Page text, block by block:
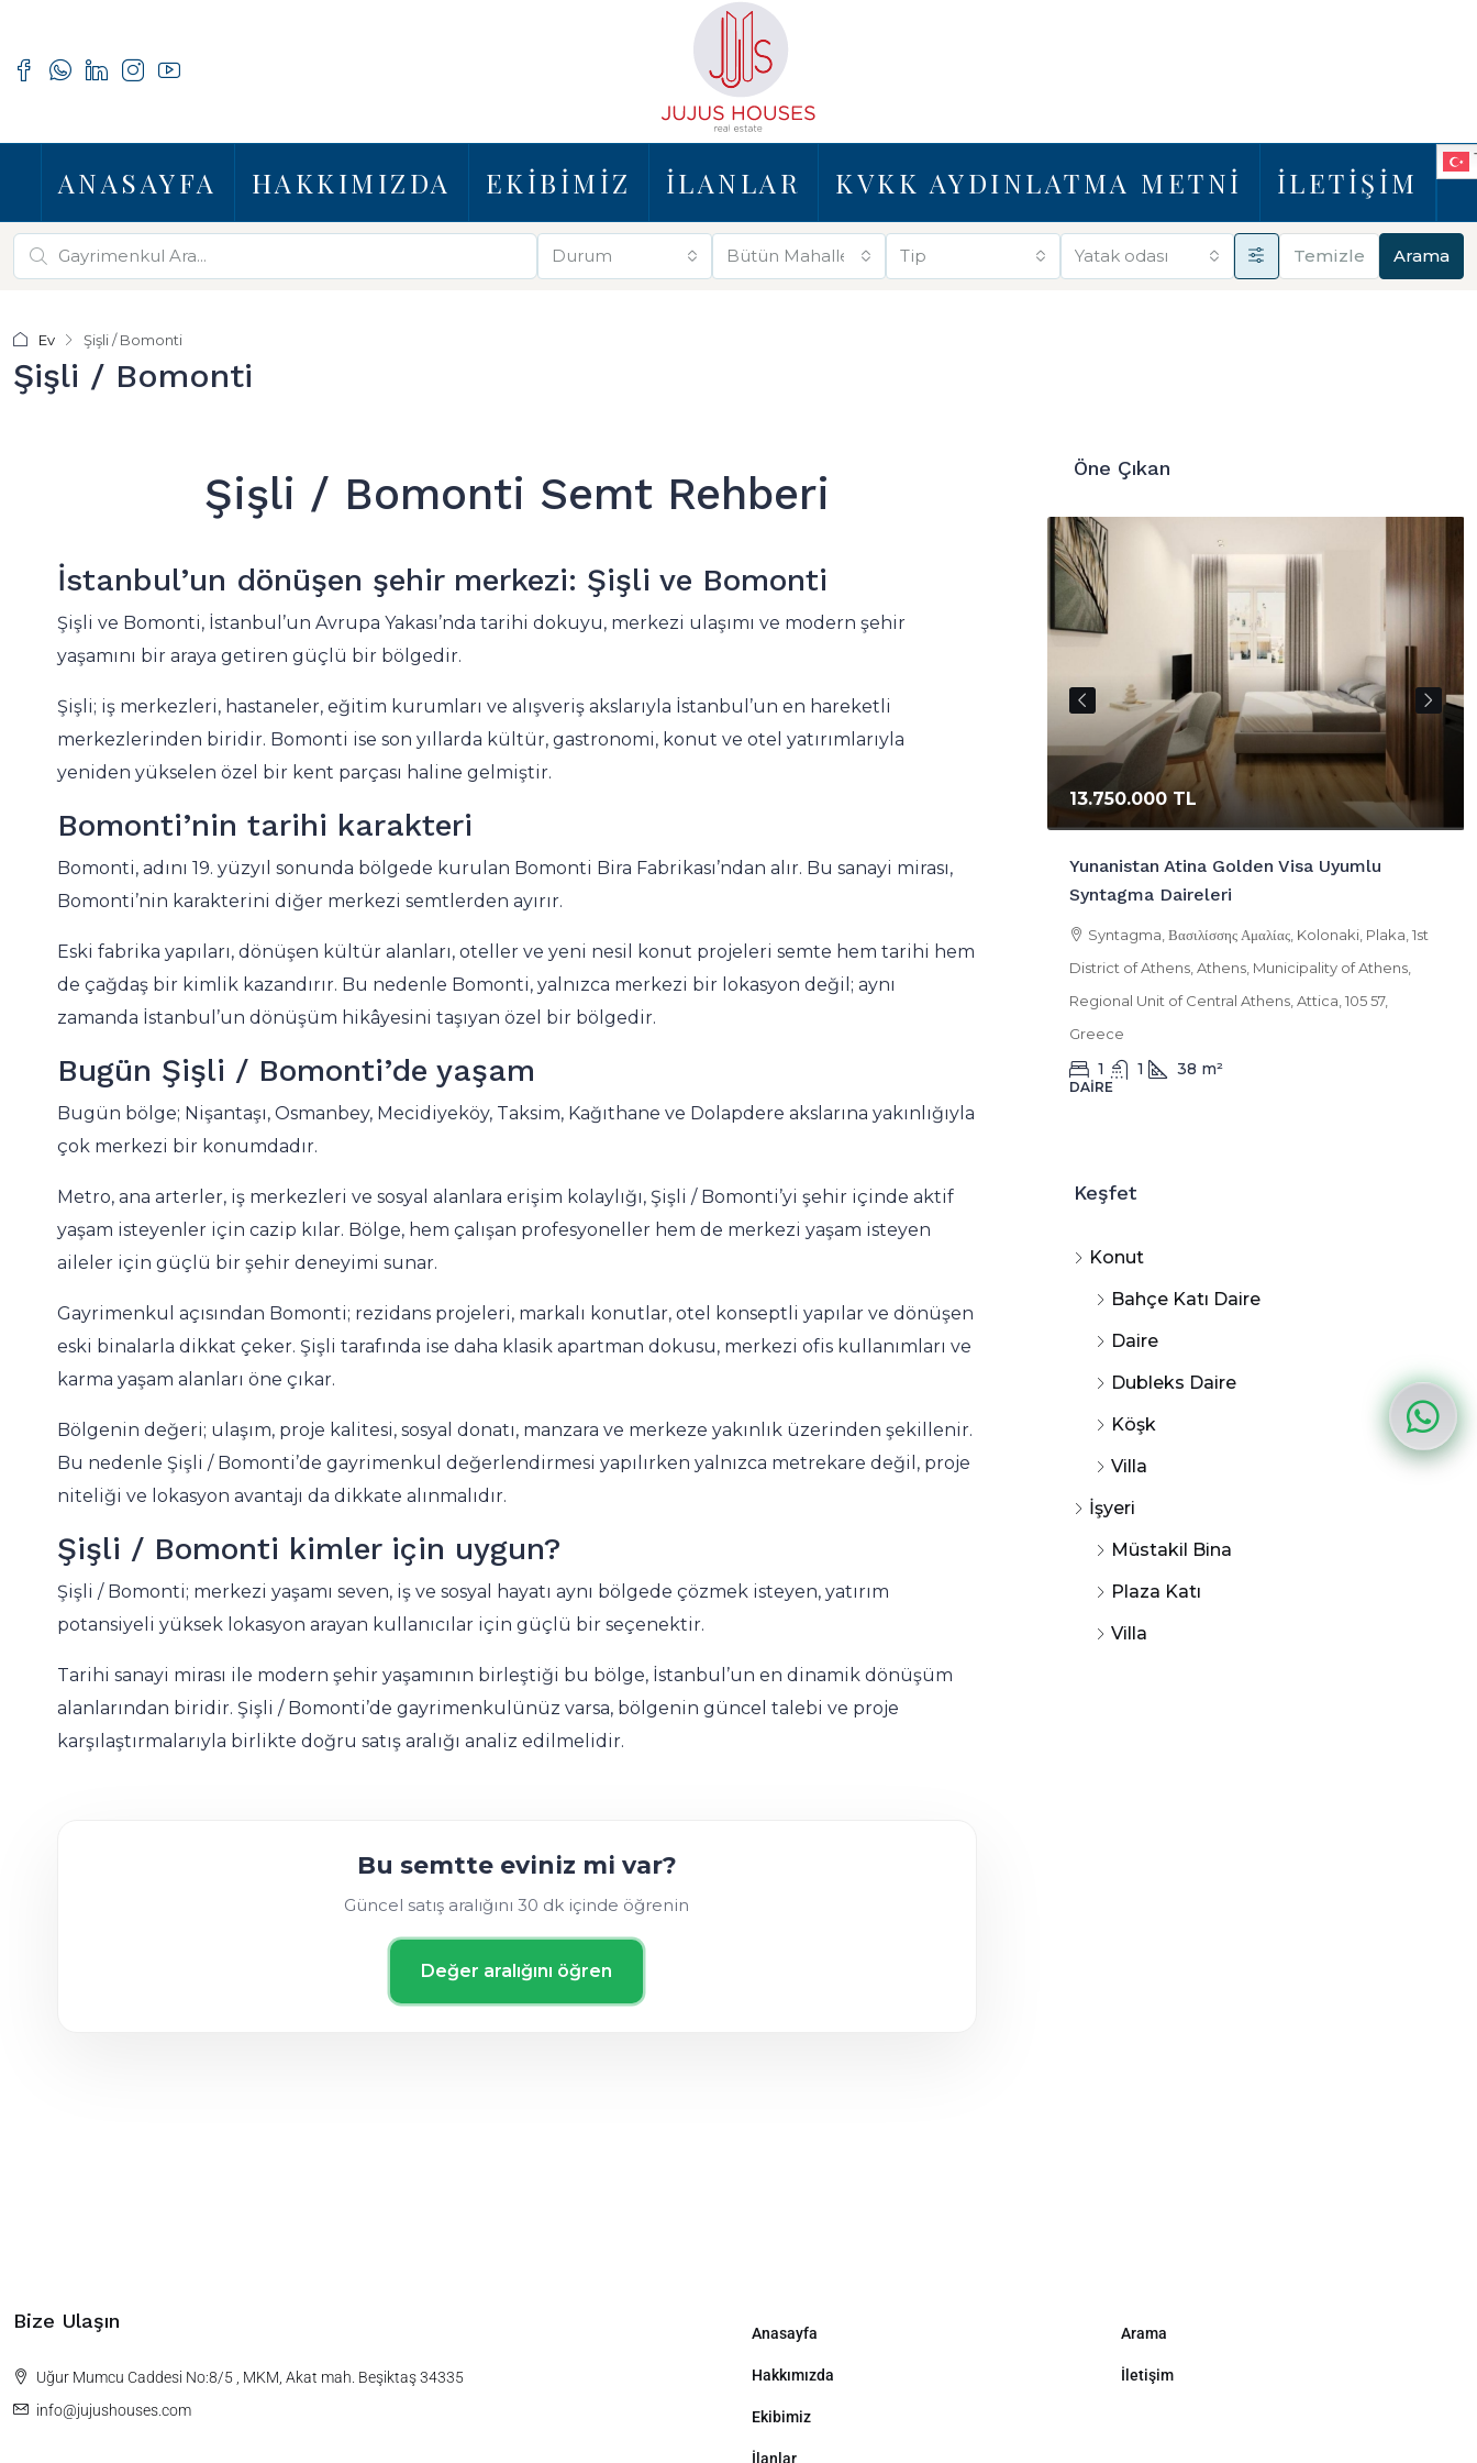
ANASAYFA HAKKIMIZDA EKİBİMİZ İLANLAR KVKK AYDINLATMA METNİ İLETİŞİM
Durum Bütün Mahalleler Tip Yatak odası Temizle Arama
Ev Şişli / Bomonti
Şişli / Bomonti
Şişli / Bomonti Semt Rehberi
İstanbul’un dönüşen şehir merkezi: Şişli ve Bomonti
Şişli ve Bomonti, İstanbul’un Avrupa Yakası’nda tarihi dokuyu, merkezi ulaşımı ve modern şehir
yaşamını bir araya getiren güçlü bir bölgedir.
Şişli; iş merkezleri, hastaneler, eğitim kurumları ve alışveriş akslarıyla İstanbul’un en hareketli
merkezlerinden biridir. Bomonti ise son yıllarda kültür, gastronomi, konut ve otel yatırımlarıyla
yeniden yükselen özel bir kent parçası haline gelmiştir.
Bomonti’nin tarihi karakteri
Bomonti, adını 19. yüzyıl sonunda bölgede kurulan Bomonti Bira Fabrikası’ndan alır. Bu sanayi mirası,
Bomonti’nin karakterini diğer merkezi semtlerden ayırır.
Eski fabrika yapıları, dönüşen kültür alanları, oteller ve yeni nesil konut projeleri semte hem tarihi hem
de çağdaş bir kimlik kazandırır. Bu nedenle Bomonti, yalnızca merkezi bir lokasyon değil; aynı
zamanda İstanbul’un dönüşüm hikâyesini taşıyan özel bir bölgedir.
Bugün Şişli / Bomonti’de yaşam
Bugün bölge; Nişantaşı, Osmanbey, Mecidiyeköy, Taksim, Kağıthane ve Dolapdere akslarına yakınlığıyla
çok merkezi bir konumdadır.
Metro, ana arterler, iş merkezleri ve sosyal alanlara erişim kolaylığı, Şişli / Bomonti’yi şehir içinde aktif
yaşam isteyenler için cazip kılar. Bölge, hem çalışan profesyoneller hem de merkezi yaşam isteyen
aileler için güçlü bir şehir deneyimi sunar.
Gayrimenkul açısından Bomonti; rezidans projeleri, markalı konutlar, otel konseptli yapılar ve dönüşen
eski binalarla dikkat çeker. Şişli tarafında ise daha klasik apartman dokusu, merkezi ofis kullanımları ve
karma yaşam alanları öne çıkar.
Bölgenin değeri; ulaşım, proje kalitesi, sosyal donatı, manzara ve merkeze yakınlık üzerinden şekillenir.
Bu nedenle Şişli / Bomonti’de gayrimenkul değerlendirmesi yapılırken yalnızca metrekare değil, proje
niteliği ve lokasyon avantajı da dikkate alınmalıdır.
Şişli / Bomonti kimler için uygun?
Şişli / Bomonti; merkezi yaşamı seven, iş ve sosyal hayatı aynı bölgede çözmek isteyen, yatırım
potansiyeli yüksek lokasyon arayan kullanıcılar için güçlü bir seçenektir.
Tarihi sanayi mirası ile modern şehir yaşamının birleştiği bu bölge, İstanbul’un en dinamik dönüşüm
alanlarından biridir. Şişli / Bomonti’de gayrimenkulünüz varsa, bölgenin güncel talebi ve proje
karşılaştırmalarıyla birlikte doğru satış aralığı analiz edilmelidir.
Bu semtte eviniz mi var?
Güncel satış aralığını 30 dk içinde öğrenin
Değer aralığını öğren
Öne Çıkan
Tarabya Nurol Sitesi Boğaz Manzaralı
13.750.000 TL
Yunanistan Atina Golden Visa Uyumlu
Syntagma Daireleri
Syntagma, Βασιλίσσης Αμαλίας, Kolonaki, Plaka, 1st
District of Athens, Athens, Municipality of Athens,
Regional Unit of Central Athens, Attica, 105 57,
Greece
1 1 38 m²
DAIRE
Keşfet
Konut
Bahçe Katı Daire
Daire
Dubleks Daire
Köşk
Villa
İşyeri
Müstakil Bina
Plaza Katı
Villa
Bize Ulaşın
Uğur Mumcu Caddesi No:8/5 , MKM, Akat mah. Beşiktaş 34335
info@jujushouses.com
Anasayfa
Hakkımızda
Ekibimiz
İlanlar
Arama
İletişim